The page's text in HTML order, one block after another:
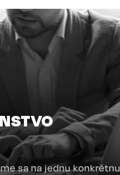
sa na jednu konkrétnu